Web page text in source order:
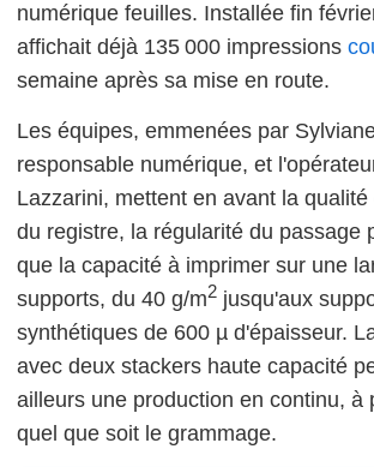
numérique feuilles. Installée fin
affichait déjà 135 000 impressions
semaine après sa mise en route.
Les équipes, emmenées par
responsable numérique, et
Lazzarini, mettent en avant la
du registre, la régularité du passage
que la capacité à imprimer sur une
supports, du 40 g/m2 jusqu'aux
synthétiques de 600 µ d'épaisseur.
avec deux stackers haute capacité
ailleurs une production en continu, à
quel que soit le grammage.